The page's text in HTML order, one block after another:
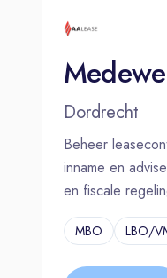
Dordrecht
Beheer
inname en
en fiscale
MBO LBO/